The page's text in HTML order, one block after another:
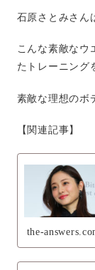
石原さとみさん
こんな素敵なウ
たトレーニング
素敵な理想のボ
【関連記事】
the-